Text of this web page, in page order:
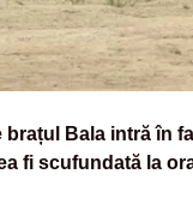
brațul Bala intră în
fi scufundată la